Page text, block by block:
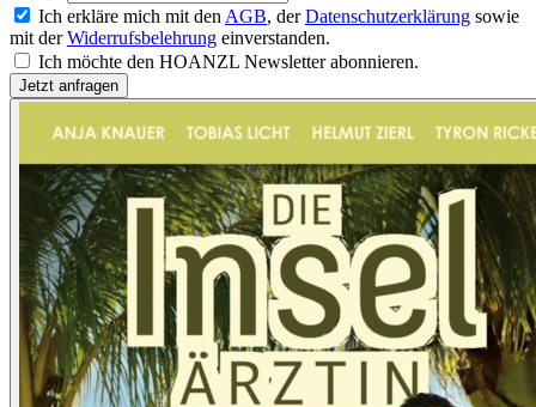
Ich erkläre mich mit den AGB, derDatenschutzerklärung sowie
mit derWiderrufsbelehrung einverstanden.
Ich möchte den HOANZL Newsletter abonnieren.